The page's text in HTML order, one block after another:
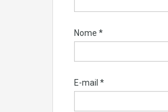
Nome *
E-mail *